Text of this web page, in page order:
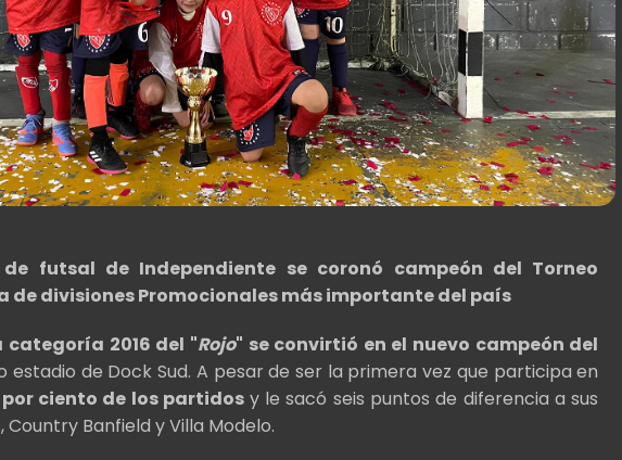
futsal de Independiente se coronó campeón del Torneo
de divisiones Promocionales más importante del país
categoría 2016 del "Rojo" se convirtió en el nuevo campeón del
estadio de Dock Sud. A pesar de ser la primera vez que participa en
ciento de los partidos y le sacó seis puntos de diferencia a sus
Banfield y Villa Modelo.